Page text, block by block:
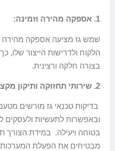
1. אספקה מהירה וזמינה:
שמש גז מציעה אספקה מהירה
הלקוח ולדרישות הייצור שלו,
בצורה חלקה ורצינית.
2. שירותי תחזוקה ותיקון מקצועיים
בדיקות טכנאי גז מורשים
ובאפשרות לתעשיות ולעסקים
בטוחה ויעילה. במידת הצורך
מבטיחים את הפעלת המערכות